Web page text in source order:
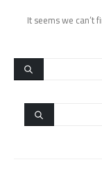
It seems we can’t